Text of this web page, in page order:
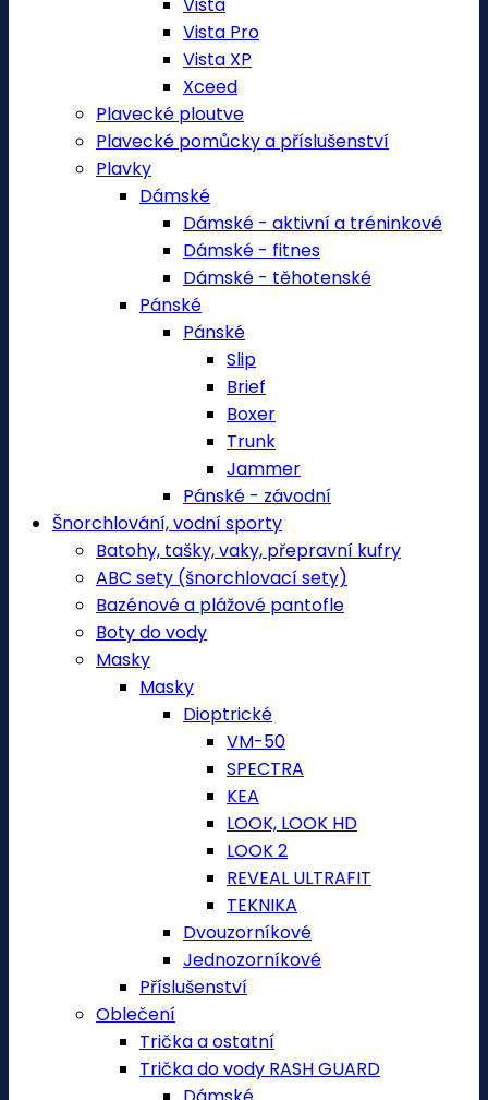
Vista Pro
Vista XP
Xceed
Plavecké ploutve
Plavecké pomůcky a příslušenství
Plavky
Dámské
Dámské - aktivní a tréninkové
Dámské - fitnes
Dámské - těhotenské
Pánské
Pánské
Slip
Brief
Boxer
Trunk
Jammer
Pánské - závodní
Šnorchlování, vodní sporty
Batohy, tašky, vaky, přepravní kufry
ABC sety (šnorchlovací sety)
Bazénové a plážové pantofle
Boty do vody
Masky
Masky
Dioptrické
VM-50
SPECTRA
KEA
LOOK, LOOK HD
LOOK 2
REVEAL ULTRAFIT
TEKNIKA
Dvouzorníkové
Jednozorníkové
Příslušenství
Oblečení
Trička a ostatní
Trička do vody RASH GUARD